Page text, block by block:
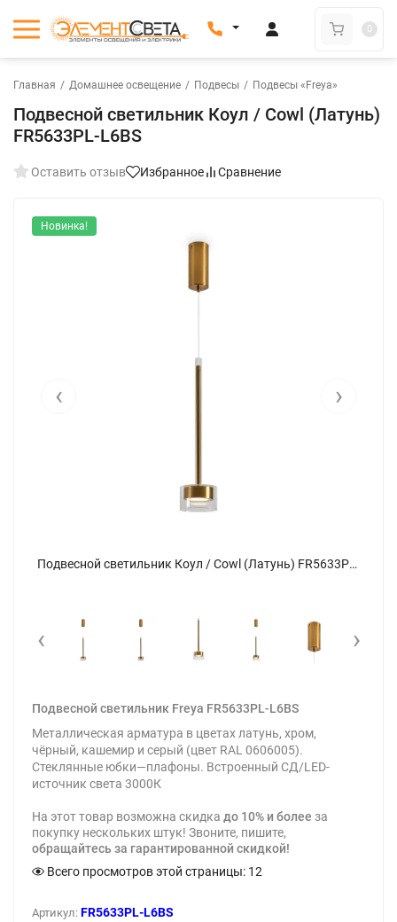
0
Главная / Домашнее освещение / Подвесы / Подвесы «Freya»
Подвесной светильник Коул / Cowl (Латунь)
FR5633PL-L6BS
Оставить отзыв Избранное Сравнение
Новинка!
Подвесной светильник Коул / Cowl (Латунь) FR5633PL-L6BS - фото
‹ ›
‹ ›
Подвесной светильник Freya FR5633PL-L6BS
Металлическая арматура в цветах латунь, хром,
чёрный, кашемир и серый (цвет RAL 0606005).
Стеклянные юбки—плафоны. Встроенный СД/LED-
источник света 3000К
На этот товар возможна скидка до 10% и более за
покупку нескольких штук! Звоните, пишите,
обращайтесь за гарантированной скидкой!
Всего просмотров этой страницы: 12
Артикул: FR5633PL-L6BS